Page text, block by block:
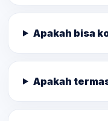
Apakah bisa
Apakah